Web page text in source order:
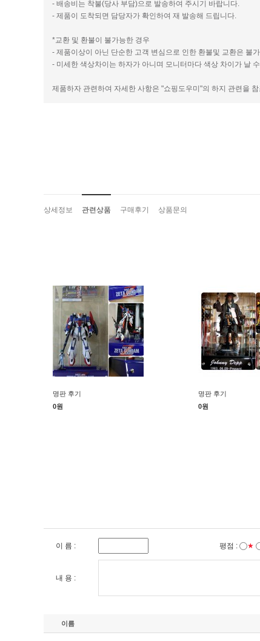
- 배송비는 착불(당사 부담)으로 발송하여 주시기 바랍니다.
- 제품이 도착되면 담당자가 확인하여 재 발송해 드립니다.
*교환 및 환불이 불가능한 경우
- 제품이상이 아닌 단순한 고객 변심으로 인한 환불및 교환은 불
- 미세한 색상차이는 하자가 아니며 모니터마다 색상 차이가 날
제품하자 관련하여 자세한 사항은 "쇼핑도우미"의 하지 관련을
상세정보 관련상품 구매후기 상품문의
명판 후기
0원
명판 후기
0원
이 름 : 평점 : ★
내 용 :
이름